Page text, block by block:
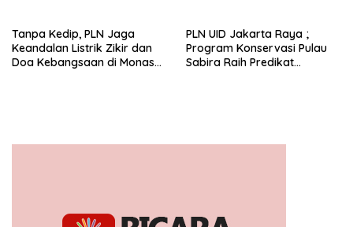
Tanpa Kedip, PLN Jaga
Keandalan Listrik Zikir dan
Doa Kebangsaan di Monas
PLN UID Jakarta Raya ;
Program Konservasi Pulau
Sabira Raih Predikat